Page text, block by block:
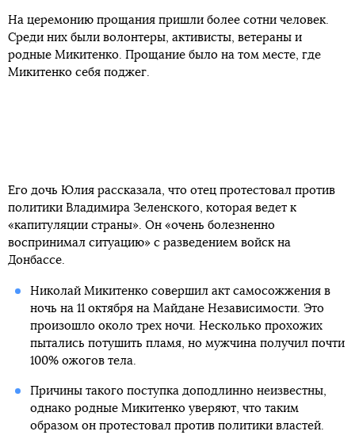
На церемонию прощания пришли более сотни человек.
Среди них были волонтеры, активисты, ветераны и
родные Микитенко. Прощание было на том месте, где
Микитенко себя поджег.
Его дочь Юлия рассказала, что отец протестовал против
политики Владимира Зеленского, которая ведет к
«капитуляции страны». Он «очень болезненно
воспринимал ситуацию» с разведением войск на
Донбассе.
Николай Микитенко совершил акт самосожжения в
ночь на 11 октября на Майдане Независимости. Это
произошло около трех ночи. Несколько прохожих
пытались потушить пламя, но мужчина получил почти
100% ожогов тела.
Причины такого поступка доподлинно неизвестны,
однако родные Микитенко уверяют, что таким
образом он протестовал против политики властей.